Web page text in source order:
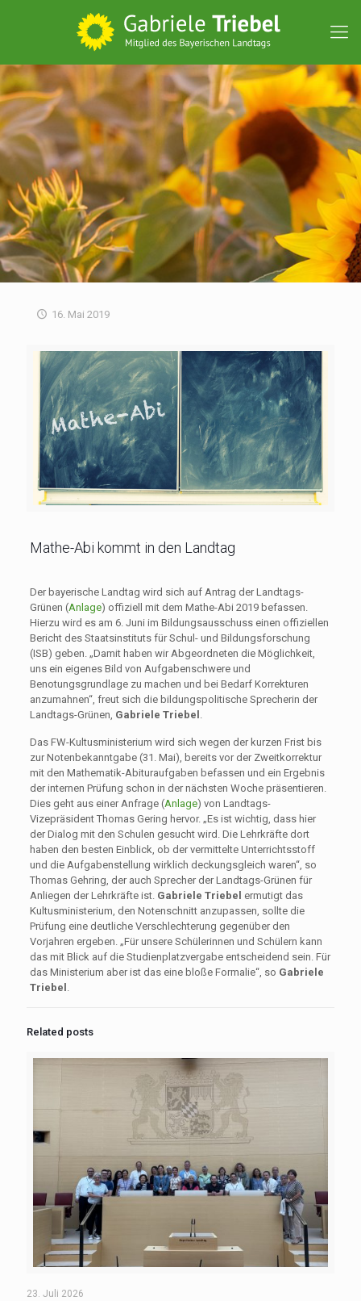
16. Mai 2019
Mathe-Abi kommt in den Landtag
Der bayerische Landtag wird sich auf Antrag der Landtags-
Grünen (Anlage) offiziell mit dem Mathe-Abi 2019 befassen.
Hierzu wird es am 6. Juni im Bildungsausschuss einen offiziellen
Bericht des Staatsinstituts für Schul- und Bildungsforschung
(ISB) geben. „Damit haben wir Abgeordneten die Möglichkeit,
uns ein eigenes Bild von Aufgabenschwere und
Benotungsgrundlage zu machen und bei Bedarf Korrekturen
anzumahnen“, freut sich die bildungspolitische Sprecherin der
Landtags-Grünen, Gabriele Triebel
Das FW-Kultusministerium wird sich wegen der kurzen Frist bis
zur Notenbekanntgabe (31. Mai), bereits vor der Zweitkorrektur
mit den Mathematik-Abituraufgaben befassen und ein Ergebnis
der internen Prüfung schon in der nächsten Woche präsentieren.
Dies geht aus einer Anfrage (Anlage) von Landtags-
Vizepräsident Thomas Gering hervor. „Es ist wichtig, dass hier
der Dialog mit den Schulen gesucht wird. Die Lehrkräfte dort
haben den besten Einblick, ob der vermittelte Unterrichtsstoff
und die Aufgabenstellung wirklich deckungsgleich waren“, so
Thomas Gehring, der auch Sprecher der Landtags-Grünen für
Anliegen der Lehrkräfte ist. Gabriele Triebel ermutigt das
Kultusministerium, den Notenschnitt anzupassen, sollte die
Prüfung eine deutliche Verschlechterung gegenüber den
Vorjahren ergeben. „Für unsere Schülerinnen und Schülern kann
das mit Blick auf die Studienplatzvergabe entscheidend sein. Für
das Ministerium aber ist das eine bloße Formalie“, so Gabriele
Triebel
Related posts
23. Juli 2026